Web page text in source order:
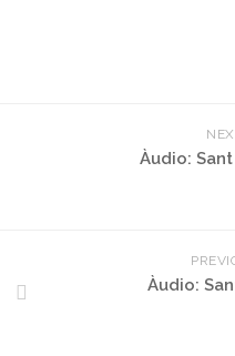
Àudio:
Àudio: